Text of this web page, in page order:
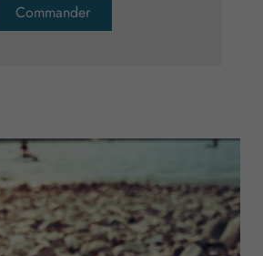
Commander